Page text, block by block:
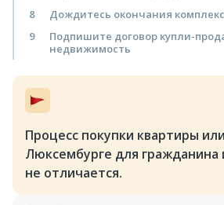
8
Дождитесь окончания
9
Подпишите договор купли-
недвижимость
Процесс покупки квартиры
Люксембурге для гражданина
не отличается.